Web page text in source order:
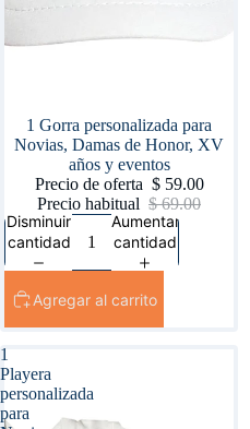
Oferta
1 Gorra personalizada para
Novias, Damas de Honor, XV
años y eventos
Precio de oferta $ 59.00
Precio habitual $ 69.00
Disminuir
cantidad
Aumentar
cantidad
Agregar al carrito
1
Playera
personalizada
para